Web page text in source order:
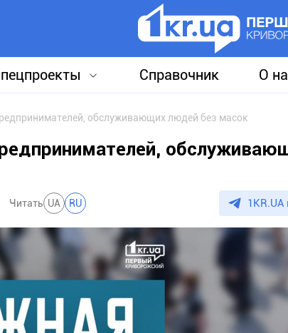
Справочник О
обслуживающих людей без масок
Читать UA RU 1KR.UA